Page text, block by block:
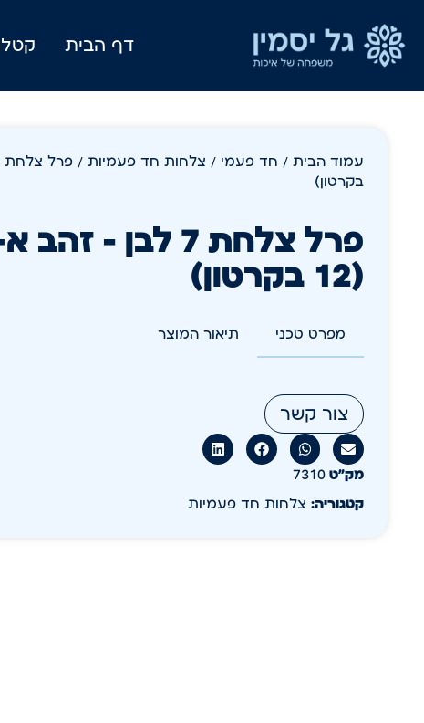
דף הבית
עמוד הבית / חד פעמי / צלחות חד פעמיות
בקרטון)
(12 בקרטון)
מפרט טכני תיאור המוצר
צור קשר
מק״ט 7310
קטגוריה: צלחות חד פעמיות